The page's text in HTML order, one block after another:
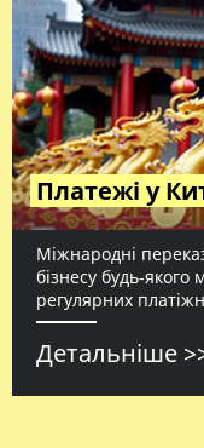
Платежі у
Міжнародні
бізнесу
регулярних
Детальніше